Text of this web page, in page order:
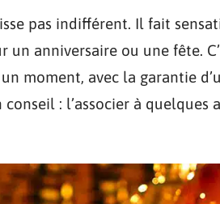
pas indifférent. Il fait
un anniversaire ou une fête.
moment, avec la garantie
conseil : l’associer à